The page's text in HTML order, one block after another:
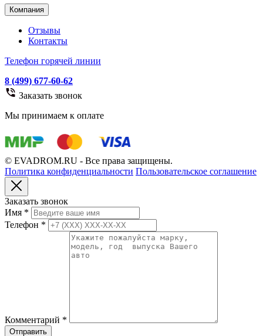
Компания
Отзывы
Контакты
Телефон горячей линии
8 (499) 677-60-62
Заказать звонок
Мы принимаем к оплате
© EVADROM.RU - Все права защищены.
Политика конфиденциальности Пользовательское соглашение
Заказать звонок
Имя *
Телефон *
Комментарий *
Отправить